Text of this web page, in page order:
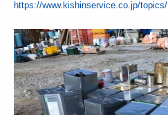
https://www.kishinservice.co.jp/topics/